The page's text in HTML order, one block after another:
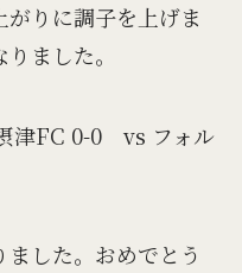
りに調子を上げま
ました。
津FC 0-0 vs フォル
した。おめでとう